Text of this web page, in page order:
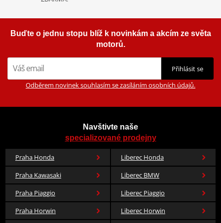
Buďte o jednu stopu blíž k novinkám a akcím ze světa
motorů.
Přihlásit se
Odběrem novinek souhlasím se zasíláním osobních údajů.
Navštivte naše
specializované prodejny
Praha Honda
Liberec Honda
Praha Kawasaki
Liberec BMW
Praha Piaggio
Liberec Piaggio
Praha Horwin
Liberec Horwin